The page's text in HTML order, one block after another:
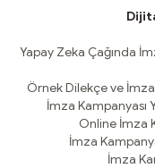
Yapay Zeka Çağında
Örnek Dilekçe ve
İmza Kampanyası
Online İmza
İmza
İmza